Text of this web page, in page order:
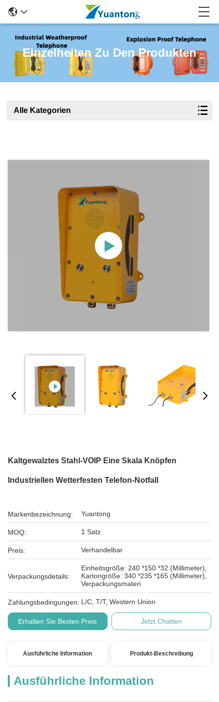
Einzelheiten Zu Den Produkten
Alle Kategorien
Kaltgewalztes Stahl-VOIP Eine Skala Knöpfen
Industriellen Wetterfesten Telefon-Notfall
Markenbezeichnung: Yuantong
MOQ: 1 Satz
Preis: Verhandelbar
Verpackungsdetails:
Einheitsgröße: 240 *150 *32 (Millimeter),
Kartongröße: 340 *235 *165 (Millimeter),
Verpackungsmateri
Zahlungsbedingungen: L/C, T/T, Western Union
Erhalten Sie Besten Preis Jetzt Chatten
Ausführliche Information Produkt-Beschreibung
Ausführliche Information